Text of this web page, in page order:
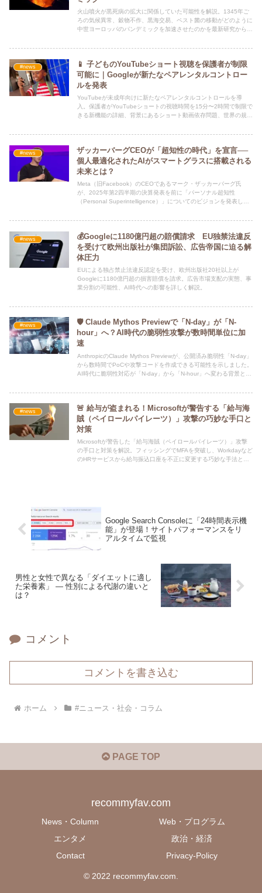
火山噴火が黒死病の拡大に関係していた可能性を解説。1345年ご
ろの気候異常、穀物不作、黒海交易、ペスト菌の移動がどのように
中世ヨーロッパのパンデミックを加速させたのかを最新研究から読
#news
📱 子どものYouTubeショート視聴を保護者が制限
可能に｜Googleが新たなペアレンタルコントロー
ルを発表
YouTubeが未成年向けに新たなペアレンタルコントロールを導
入。保護者がYouTubeショートの視聴時間を15分〜2時間で制限で
きる新機能の詳細、背景にあるショート動画依存問題、世界の規制
#news
ザッカーバーグCEOが「超知性の時代」を宣言──
個人最適化されたAIがスマートグラスに搭載される
未来とは？
Meta（旧Facebook）のCEOであるマーク・ザッカーバーグ氏
が、2025年第2四半期の決算発表を前に「パーソナル超知性
（Personal Superintelligence）」についてのビジョンを発表しま
#news
💰Googleに1180億円超の賠償請求 EU独禁法違反
を受けて欧州出版社が集団訴訟、広告帝国に迫る解
体圧力
EUによる独占禁止法違反認定を受け、欧州出版社20社以上が
Googleに1180億円超の損害賠償を請求。広告市場支配の実態、事
業分割の可能性、AI時代への影響を詳しく解説。
#news
🛡️ Claude Mythos Previewで「N-day」が「N-
hour」へ？AI時代の脆弱性攻撃が数時間単位に加
速
AnthropicのClaude Mythos Previewが、公開済み脆弱性「N-day」
から数時間でPoCや攻撃コードを作成できる可能性を示しました。
AI時代に脆弱性対応が「N-day」から「N-hour」へ変わる背景と、
#news
🚨 給与が盗まれる！Microsoftが警告する「給与海
賊（ペイロールパイレーツ）」攻撃の巧妙な手口と
対策
Microsoftが警告した「給与海賊（ペイロールパイレーツ）」攻撃
の手口と対策を解説。フィッシングでMFAを突破し、Workdayなど
のHRサービスから給与振込口座を不正に変更する巧妙な手法と、
Google Search Consoleに「24時間表示機
能」が登場！サイトパフォーマンスをリ
アルタイムで監視
男性と女性で異なる「ダイエットに適し
た栄養素」 — 性別による代謝の違いと
は？
コメント
コメントを書き込む
ホーム #ニュース・社会・コラム
PAGE TOP
recommyfav.com
News・Column
Web・プログラム
エンタメ
政治・経済
Contact
Privacy-Policy
© 2022 recommyfav.com.